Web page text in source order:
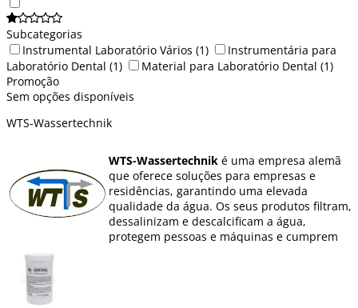
Subcategorias
Instrumental Laboratório Vários (1)
Instrumentária para
Laboratório Dental (1) Material para Laboratório Dental (1)
Promoção
Sem opções disponíveis
WTS-Wassertechnik
WTS-Wassertechnik é uma empresa alemã
que oferece soluções para empresas e
residências, garantindo uma elevada
qualidade da água. Os seus produtos filtram,
dessalinizam e descalcificam a água,
protegem pessoas e máquinas e cumprem